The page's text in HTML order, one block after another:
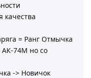
= Ранг Отмычка
АК-74М но со
-> Новичок